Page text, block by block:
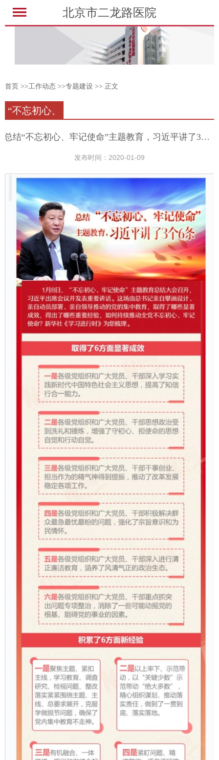
北京市二龙路医院
首页 >>工作动态 >>专题建设 >> 正文
“不忘初心、
总结“不忘初心、牢记使命”主题教育，习近平讲了3个6条
发布时间：2020-01-09